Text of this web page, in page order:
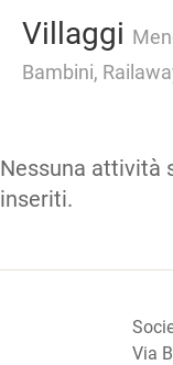
Villaggi
Bambini,
Nessuna attività
inseriti.
Via